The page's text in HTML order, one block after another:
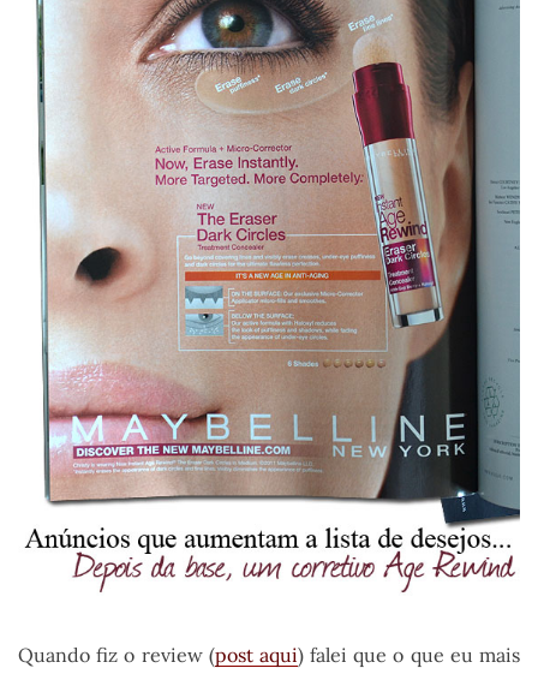
Quando fiz o review (post aqui) falei que o que eu mais